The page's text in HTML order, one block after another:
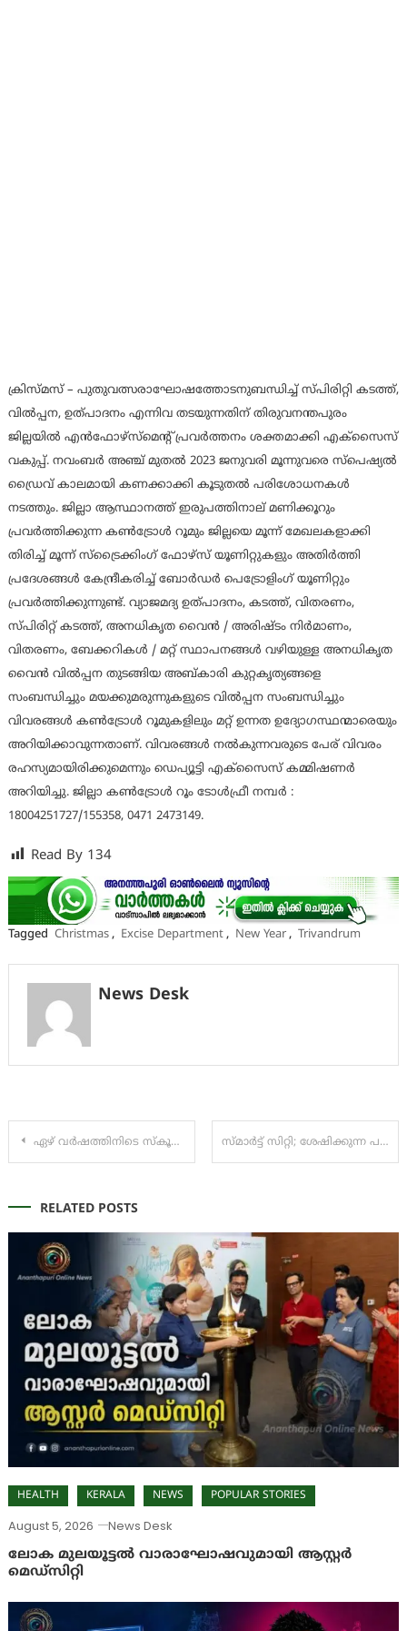
ക്രിസ്മസ് – പുതുവത്സരാഘോഷത്തോടനുബന്ധിച്ച് സ്പിരിറ്റി കടത്ത്,
വില്‍പ്പന, ഉത്പാദനം എന്നിവ തടയുന്നതിന് തിരുവനന്തപുരം
ജില്ലയില്‍ എന്‍ഫോഴ്‌സ്‌മെന്റ് പ്രവര്‍ത്തനം ശക്തമാക്കി എക്‌സൈസ്
വകുപ്പ്. നവംബര്‍ അഞ്ച് മുതല്‍ 2023 ജനുവരി മൂന്നുവരെ സ്‌പെഷ്യല്‍
ഡ്രൈവ് കാലമായി കണക്കാക്കി കൂടുതല്‍ പരിശോധനകള്‍
നടത്തും. ജില്ലാ ആസ്ഥാനത്ത് ഇരുപത്തിനാല് മണിക്കൂറും
പ്രവര്‍ത്തിക്കുന്ന കണ്‍ട്രോള്‍ റൂമും ജില്ലയെ മൂന്ന് മേഖലകളാക്കി
തിരിച്ച് മൂന്ന് സ്‌ട്രൈക്കിംഗ് ഫോഴ്‌സ് യൂണിറ്റുകളും അതിര്‍ത്തി
പ്രദേശങ്ങള്‍ കേന്ദ്രീകരിച്ച് ബോര്‍ഡര്‍ പെട്രോളിംഗ് യൂണിറ്റും
പ്രവര്‍ത്തിക്കുന്നുണ്ട്. വ്യാജമദ്യ ഉത്പാദനം, കടത്ത്, വിതരണം,
സ്പിരിറ്റ് കടത്ത്, അനധികൃത വൈന്‍ / അരിഷ്ടം നിര്‍മാണം,
വിതരണം, ബേക്കറികള്‍ / മറ്റ് സ്ഥാപനങ്ങള്‍ വഴിയുള്ള അനധികൃത
വൈന്‍ വില്‍പ്പന തുടങ്ങിയ അബ്കാരി കുറ്റകൃത്യങ്ങളെ
സംബന്ധിച്ചും മയക്കുമരുന്നുകളുടെ വില്‍പ്പന സംബന്ധിച്ചും
വിവരങ്ങള്‍ കണ്‍ട്രോള്‍ റൂമുകളിലും മറ്റ് ഉന്നത ഉദ്യോഗസ്ഥന്മാരെയും
അറിയിക്കാവുന്നതാണ്. വിവരങ്ങള്‍ നല്‍കുന്നവരുടെ പേര് വിവരം
രഹസ്യമായിരിക്കുമെന്നും ഡെപ്യൂട്ടി എക്‌സൈസ് കമ്മിഷണര്‍
അറിയിച്ചു. ജില്ലാ കണ്‍ട്രോള്‍ റൂം ടോള്‍ഫ്രീ നമ്പര്‍ :
18004251727/155358, 0471 2473149.
Read By 134
Tagged Christmas, Excise Department, New Year, Trivandrum
News Desk
Post
ഏഴ് വർഷത്തിനിടെ സ്കൂളുകളിൽ നടത്തിയത് മൂവായിരം കോടിയുടെ വികസനം: മന്ത്രി വി. ശിവൻകുട്ടി സ്മാര്‍ട്ട് സിറ്റി; ശേഷിക്കുന്ന പണികള്‍ വേഗത്തില്‍ പൂര്‍ത്തിയാക്കും
RELATED POSTS
HEALTH KERALA NEWS POPULAR STORIES
August 5, 2026
News Desk
ലോക മുലയൂട്ടൽ വാരാഘോഷവുമായി ആസ്റ്റർ
മെഡ്‌സിറ്റി